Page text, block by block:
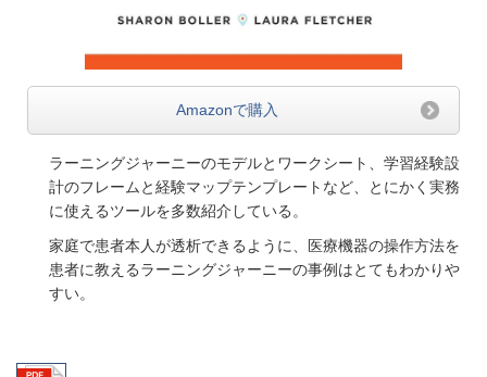
Amazonで購入
ラーニングジャーニーのモデルとワークシート、学習経験設
計のフレームと経験マップテンプレートなど、とにかく実務
に使えるツールを多数紹介している。
家庭で患者本人が透析できるように、医療機器の操作方法を
患者に教えるラーニングジャーニーの事例はとてもわかりや
すい。